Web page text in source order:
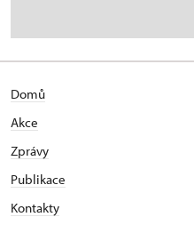
Domů
Akce
Zprávy
Publikace
Kontakty